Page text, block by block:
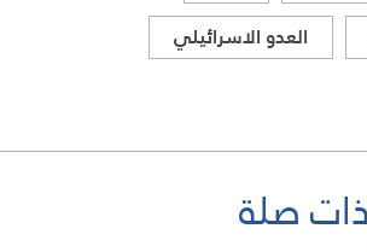
العدو الاسرائيلي
صلة